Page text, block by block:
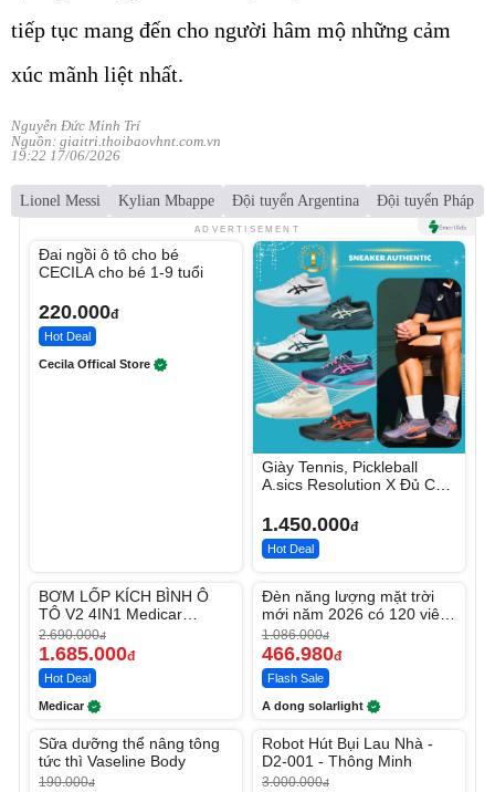
tiếp tục mang đến cho người hâm mộ những cảm
xúc mãnh liệt nhất.
Nguyễn Đức Minh Trí
Nguồn: giaitri.thoibaovhnt.com.vn
19:22 17/06/2026
Lionel Messi Kylian Mbappe Đội tuyển Argentina Đội tuyển Pháp
ADVERTISEMENT
Đai ngồi ô tô cho bé
CECILA cho bé 1-9 tuổi
220.000đ
Hot Deal
Cecila Offical Store
Giày Tennis, Pickleball
A.sics Resolution X Đủ Các
1.450.000đ
Hot Deal
-37%
BƠM LỐP KÍCH BÌNH Ô
TÔ V2 4IN1 Medicar
12.000mAh
2.690.000đ
1.685.000đ
Hot Deal
Medicar
-56%
Đèn năng lượng mặt trời
mới năm 2026 có 120 viên
LED lớn
1.086.000đ
466.980đ
Flash Sale
A dong solarlight
-27%
Sữa dưỡng thể nâng tông
tức thì Vaseline Body
190.000đ
-26%
Robot Hút Bụi Lau Nhà -
D2-001 - Thông Minh
3.000.000đ